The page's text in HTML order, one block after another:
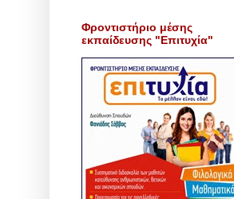
Φροντιστήριο μέσης
εκπαίδευσης "Επιτυχία"